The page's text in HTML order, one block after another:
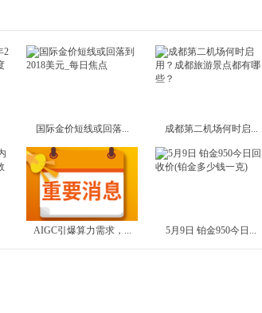
国际金价短线或回落... 成都第二机场何时启...
AIGC引爆算力需求，... 5月9日 铂金950今日...